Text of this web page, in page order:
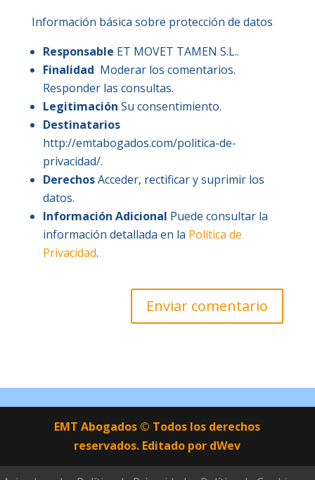
Información básica sobre protección de datos
Responsable ET MOVET TAMEN S.L..
Finalidad Moderar los comentarios.
Responder las consultas.
Legitimación Su consentimiento.
Destinatarios
http://emtabogados.com/politica-de-
privacidad/.
DerechosAcceder, rectificar y suprimir los
datos.
Información Adicional Puede consultar la
información detallada en la Política de
Privacidad.
EMT Abogados © Todos los derechos
reservados. Editado por dWev